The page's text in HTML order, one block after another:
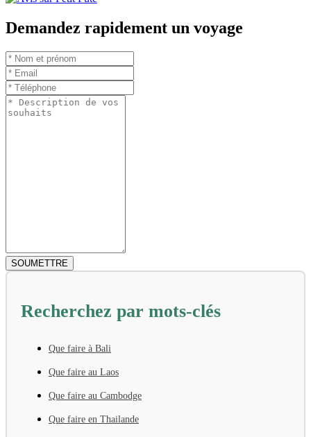
Demandez rapidement un voyage
Recherchez par mots-clés
Que faire à Bali
Que faire au Laos
Que faire au Cambodge
Que faire en Thailande